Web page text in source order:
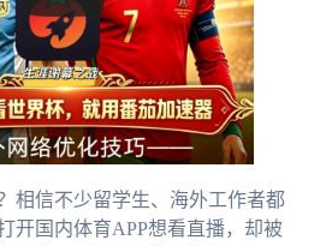
相信不少留学生、海外工作者都
国内体育APP想看直播，却被